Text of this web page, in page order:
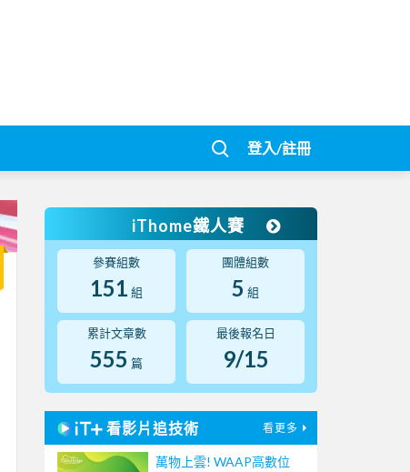
登入/註冊
iThome鐵人賽
參賽組數
151 組
團體組數
5 組
累計文章數
555 篇
最後報名日
9/15
看影片追技術 看更多
萬物上雲! WAAP高數位